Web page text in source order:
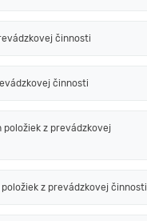
činnosti
činnosti
z prevádzkovej
z prevádzkovej činnosti